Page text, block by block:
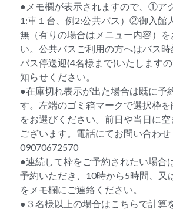
●メモ欄が表示されますので、①ア
1:車１台、例2:公共バス）②御入館
無（有りの場合はメニュー内容）を
い。公共バスご利用の方へはバス
バス停送迎(4名様まで)いたします
知らせください。
●在庫切れ表示が出た場合は既に予
す。左端のゴミ箱マークで選択枠
をお選びください。前日や当日に
ございます。電話にてお問い合わせ
09070672570
●連続して枠をご予約されたい場合
予約いただき、10時から5時間、又
をメモ欄にご連絡ください。
●３名様以上の場合はこちらで計算